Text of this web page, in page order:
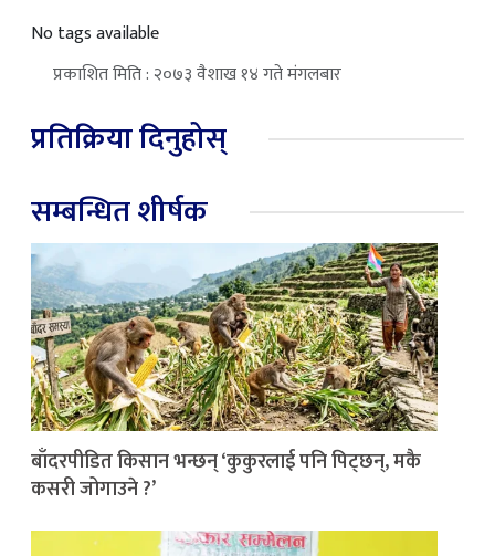
No tags available
प्रकाशित मिति : २०७३ वैशाख १४ गते मंगलबार
प्रतिक्रिया दिनुहोस्
सम्बन्धित शीर्षक
बाँदरपीडित किसान भन्छन् ‘कुकुरलाई पनि पिट्छन्, मकै
कसरी जोगाउने ?’